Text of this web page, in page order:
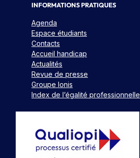
INFORMATIONS PRATIQUES
Agenda
Espace étudiants
Contacts
Accueil handicap
Actualités
Revue de presse
Groupe Ionis
Index de l’égalité professionnelle